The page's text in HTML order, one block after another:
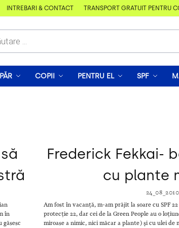
ÎNTREBĂRI & CONTACT TRANSPORT GRATUIT PENTRU
PĂR COPII PENTRU EL SPF
în
găsesc
Frederick Fekkai-
cu plante
24_08_2010
Am fost în vacanță, m-am prăjit la soare cu SPF
protecție 22, dar cei de la Green People au o
miroase a nimic, nici măcar a plante) și cu ulei de